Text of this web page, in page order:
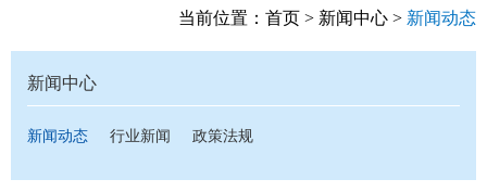
当前位置： 首页 > 新闻中心 > 新闻动态
新闻中心
新闻动态 行业新闻 政策法规